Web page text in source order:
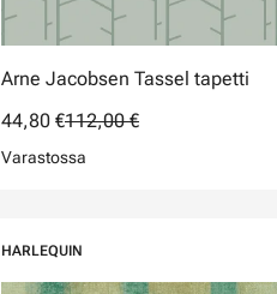
Arne Jacobsen Tassel tapetti
44,80 €112,00 €
Varastossa
HARLEQUIN